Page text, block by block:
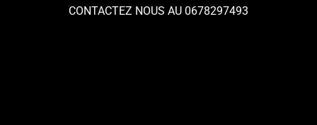
CONTACTEZ NOUS AU 0678297493